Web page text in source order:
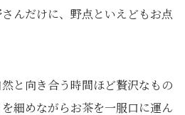
んだけに、野点といえどもお点
然と向き合う時間ほど贅沢なもの
細めながらお茶を一服口に運ん